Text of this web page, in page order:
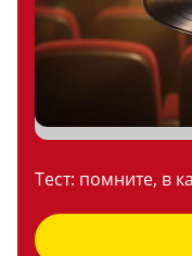
Тест: помните, в